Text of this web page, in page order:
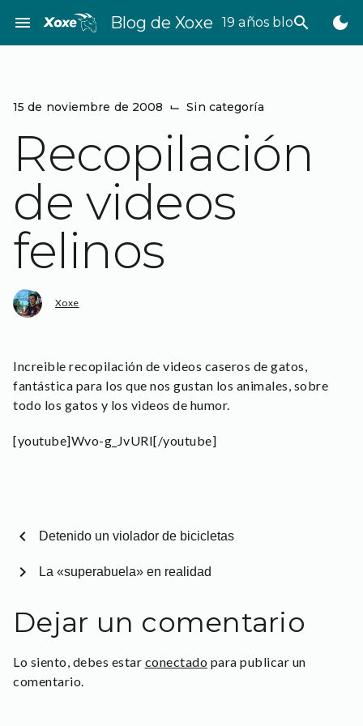
contenido
menu Blog de Xoxe 19 años bloggeando
search dark_mode
15 de noviembre de 2008 ⌙ Sin categoría
Recopilación
de videos
felinos
Xoxe
Increible recopilación de videos caseros de gatos,
fantástica para los que nos gustan los animales, sobre
todo los gatos y los videos de humor.
[youtube]Wvo-g_JvURI[/youtube]
chevron_left Detenido un violador de bicicletas
La «superabuela» en realidad
chevron_right
Dejar un comentario
Lo siento, debes estar conectado para publicar un
comentario.